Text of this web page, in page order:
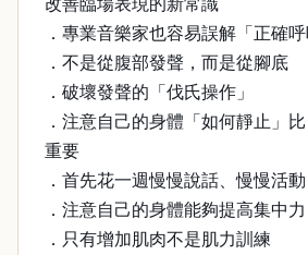
改善臨場表現的新常識
．專業音樂家也容易誤解「正確
．不是從腹部發聲，而是從腳底
．破壞發聲的「伐氏操作」
．注意自己的身體「如何靜止」
重要
．首先花一週慢慢說話、慢慢活動
．注意自己的身體能夠提高集中力
．只有增加肌肉不是肌力訓練